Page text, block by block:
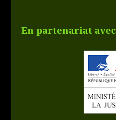
En partenariat avec